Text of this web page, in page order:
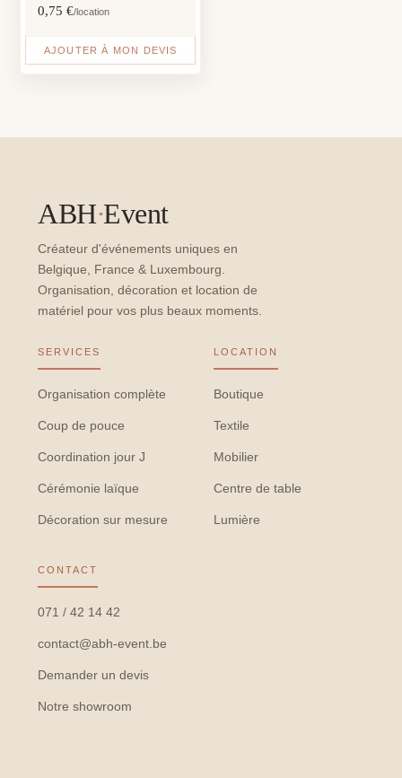
0,75€/location
AJOUTER À MON DEVIS
ABH·Event
Créateur d'événements uniques en
Belgique, France & Luxembourg.
Organisation, décoration et location de
matériel pour vos plus beaux moments.
SERVICES
Organisation complète
Coup de pouce
Coordination jour J
Cérémonie laïque
Décoration sur mesure
LOCATION
Boutique
Textile
Mobilier
Centre de table
Lumière
CONTACT
071 / 42 14 42
contact@abh-event.be
Demander un devis
Notre showroom